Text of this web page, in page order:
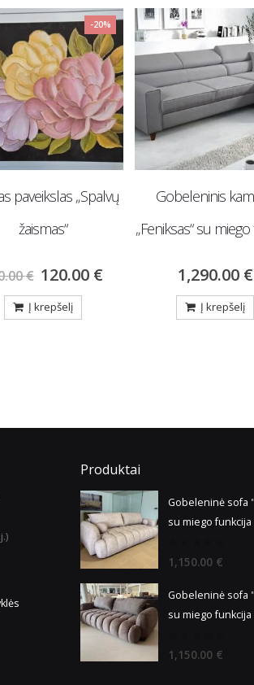
kampas
su miego funkcija
1,290.00€
Į krepšelį
Gobeleninis kampas
Solo“ su miego
1,290.00 €
Į krepšelį
Produktai
Gobeleninė sofa
su miego funkcija
0
out
1,150.00 €
Gobeleninė sofa
su miego funkcija
0
out
1,150.00 €